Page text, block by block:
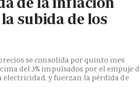
subida de los
se consolida por quinto mes
del 3% impulsados por el empuje
electricidad, y fuerzan la pérdida de